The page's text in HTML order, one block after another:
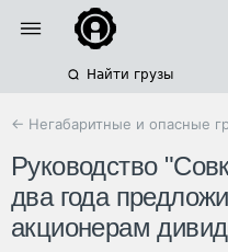
Найти грузы
← Негабаритные и опасные
Руководство
два года
акционерам